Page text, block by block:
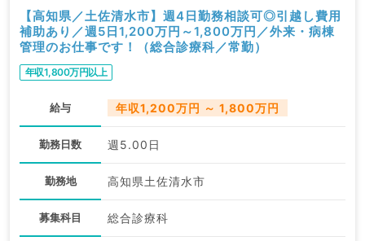
【高知県／土佐清水市】週4日勤務相談可◎引越し費用
補助あり／週5日1,200万円～1,800万円／外来・病棟
管理のお仕事です！（総合診療科／常勤）
年収1,800万円以上
給与 年収1,200万円 ～ 1,800万円
勤務日数 週5.00日
勤務地 高知県土佐清水市
募集科目 総合診療科